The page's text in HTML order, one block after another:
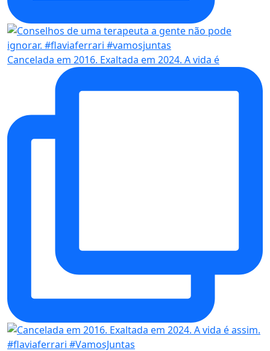
Cancelada em 2016. Exaltada em 2024. A vida é